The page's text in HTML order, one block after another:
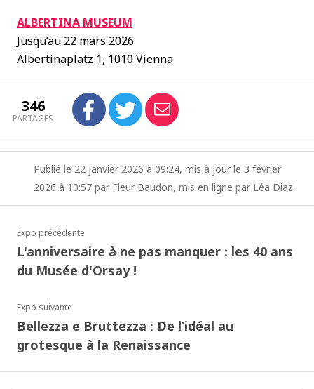
ALBERTINA MUSEUM
Jusqu’au 22 mars 2026
Albertinaplatz 1, 1010 Vienna
346
PARTAGES
Publié le 22 janvier 2026 à 09:24, mis à jour le 3 février
2026 à 10:57 par Fleur Baudon, mis en ligne par Léa Diaz
Expo précédente
L'anniversaire à ne pas manquer : les 40 ans
du Musée d'Orsay !
Expo suivante
Bellezza e Bruttezza : De l’idéal au
grotesque à la Renaissance